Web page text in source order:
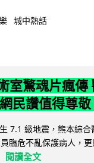
城中熱話
室驚魂片瘋傳
民讚值得尊敬
7.1 級地震，熊本綜合
臨危不亂保護病人，
閱讀全文